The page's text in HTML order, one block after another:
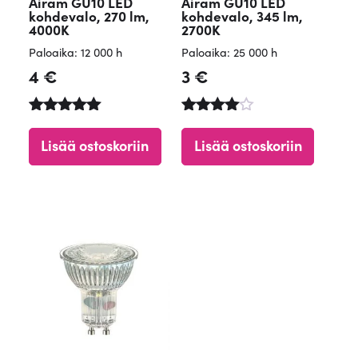
kohdevalo, 270 lm,
4000K
Paloaika: 12 000 h
4 €
tuotteesta:
5.00
/ 5
Lisää ostoskoriin
kohdevalo, 345 lm,
2700K
Paloaika: 25 000 h
3€
tuotteesta
4.68
Lisää ostoskoriin